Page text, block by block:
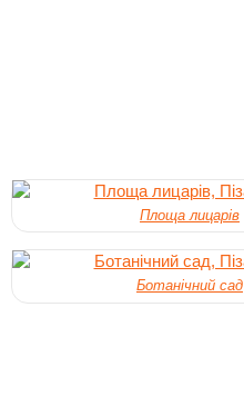
Площа лицарів
Ботанічний сад